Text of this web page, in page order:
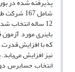
پذیرفته شده در
12 ساله
باینری مورد
که با افزایش
نیز افزایش
انتخاب حسابرس